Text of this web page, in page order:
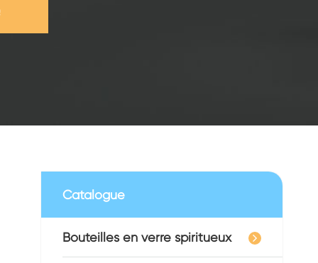
Catalogue
Bouteilles en verre spiritueux